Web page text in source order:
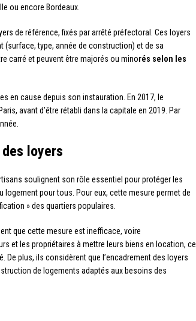
ou encore Bordeaux.
de référence, fixés par arrêté préfectoral. Ces loyers
type, année de construction) et de sa
carré et peuvent être majorés ou minorés selon les
en cause depuis son instauration. En 2017, le
avant d’être rétabli dans la capitale en 2019. Par
loyers
soulignent son rôle essentiel pour protéger les
pour tous. Pour eux, cette mesure permet de
» des quartiers populaires.
que cette mesure est inefficace, voire
et les propriétaires à mettre leurs biens en location, ce
De plus, ils considèrent que l’encadrement des loyers
de logements adaptés aux besoins des